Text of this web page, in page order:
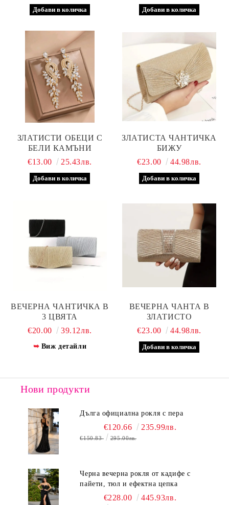
ЗЛАТИСТИ ОБЕЦИ С
БЕЛИ КАМЪНИ
€13.00
25.43лв.
ЗЛАТИСТА ЧАНТИЧКА
БИЖУ
€23.00
44.98лв.
ВЕЧЕРНА ЧАНТИЧКА В
3 ЦВЯТА
€20.00
39.12лв.
Виж детайли
ВЕЧЕРНА ЧАНТА В
ЗЛАТИСТО
€23.00
44.98лв.
Нови продукти
Дълга официална рокля с пера
€120.66 235.99лв.
€150.83 295.00лв.
Черна вечерна рокля от кадифе с
пайети, тюл и ефектна цепка
€228.00 445.93лв.